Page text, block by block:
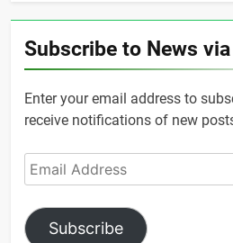
Subscribe to News via
Enter your email address to
receive notifications of new
Email
Address
Subscribe